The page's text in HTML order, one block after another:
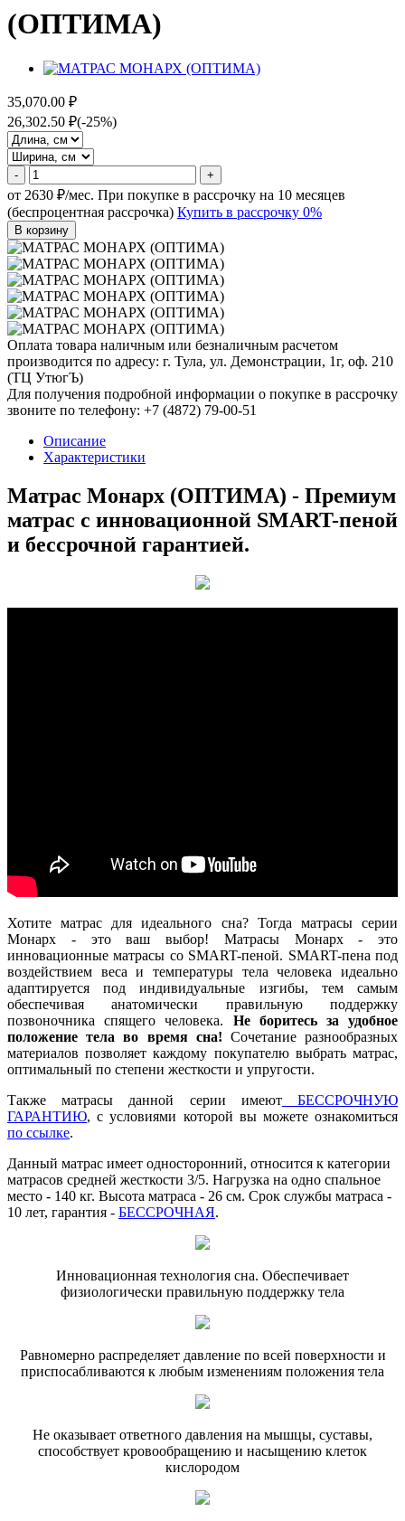
(ОПТИМА)
35,070.00 ₽
26,302.50 ₽(-25%)
- +
от 2630 ₽/мес. При покупке в рассрочку на 10 месяцев
(беспроцентная рассрочка) Купить в рассрочку 0%
В корзину
Оплата товара наличным или безналичным расчетом
производится по адресу: г. Тула, ул. Демонстрации, 1г, оф. 210
(ТЦ УтюгЪ)
Для получения подробной информации о покупке в рассрочку
звоните по телефону: +7 (4872) 79-00-51
Описание
Характеристики
Матрас Монарх (ОПТИМА) - Премиум
матрас с инновационной SMART-пеной
и бессрочной гарантией.
Хотите матрас для идеального сна? Тогда матрасы серии
Монарх - это ваш выбор! Матрасы Монарх - это
инновационные матрасы со SMART-пеной. SMART-пена под
воздействием веса и температуры тела человека идеально
адаптируется под индивидуальные изгибы, тем самым
обеспечивая анатомически правильную поддержку
позвоночника спящего человека. Не боритесь за удобное
положение тела во время сна! Сочетание разнообразных
материалов позволяет каждому покупателю выбрать матрас,
оптимальный по степени жесткости и упругости.
Также матрасы данной серии имеютБЕССРОЧНУЮ
ГАРАНТИЮ, с условиями которой вы можете ознакомиться
по ссылке.
Данный матрас имеет односторонний, относится к категории
матрасов средней жесткости 3/5. Нагрузка на одно спальное
место - 140 кг. Высота матраса - 26 см. Срок службы матраса -
10 лет, гарантия - БЕССРОЧНАЯ.
Инновационная технология сна. Обеспечивает
физиологически правильную поддержку тела
Равномерно распределяет давление по всей поверхности и
приспосабливаются к любым изменениям положения тела
Не оказывает ответного давления на мышцы, суставы,
способствует кровообращению и насыщению клеток
кислородом